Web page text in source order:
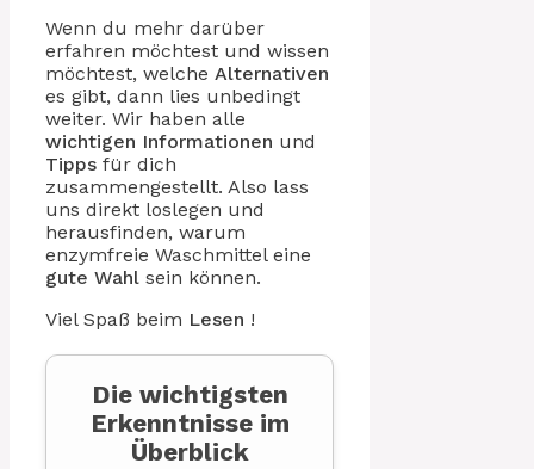
Wenn du mehr darüber
erfahren möchtest und wissen
möchtest, welche Alternativen
es gibt, dann lies unbedingt
weiter. Wir haben alle
wichtigen Informationen und
Tipps für dich
zusammengestellt. Also lass
uns direkt loslegen und
herausfinden, warum
enzymfreie Waschmittel eine
gute Wahl sein können.
Viel Spaß beim Lesen !
Die wichtigsten
Erkenntnisse im
Überblick